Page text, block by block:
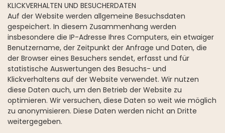
KLICKVERHALTEN UND BESUCHERDATEN
Auf der Website werden allgemeine Besuchsdaten
gespeichert. In diesem Zusammenhang werden
insbesondere die IP-Adresse Ihres Computers, ein etwaiger
Benutzername, der Zeitpunkt der Anfrage und Daten, die
der Browser eines Besuchers sendet, erfasst und für
statistische Auswertungen des Besuchs- und
Klickverhaltens auf der Website verwendet. Wir nutzen
diese Daten auch, um den Betrieb der Website zu
optimieren. Wir versuchen, diese Daten so weit wie möglich
zu anonymisieren. Diese Daten werden nicht an Dritte
weitergegeben.